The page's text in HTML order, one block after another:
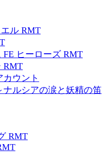
ル RMT
ヒーローズ RMT
RMT
カウント
ルシアの涙と妖精の笛
RMT